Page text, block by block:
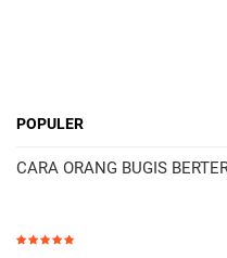
POPULER
CARA ORANG BUGIS